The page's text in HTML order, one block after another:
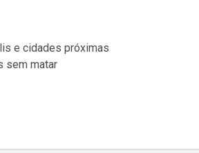
e cidades próximas
sem matar